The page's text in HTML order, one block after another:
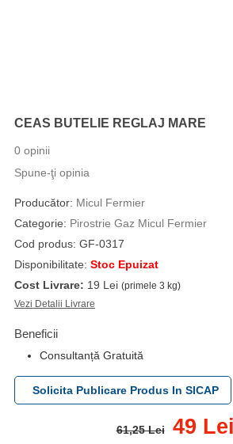
CEAS BUTELIE REGLAJ MARE
0 opinii
Spune-ţi opinia
Producător:Micul Fermier
Categorie: Pirostrie Gaz Micul Fermier
Cod produs: GF-0317
Disponibilitate:Stoc Epuizat
Cost Livrare: 19 Lei(primele 3 kg)
Vezi Detalii Livrare
Beneficii
Consultanță Gratuită
Solicita Publicare Produs In SICAP
61,25 Lei 49 Lei